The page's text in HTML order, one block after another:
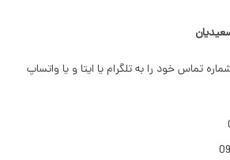
تماس خود را به تلگرام یا ایتا و یا واتساپ